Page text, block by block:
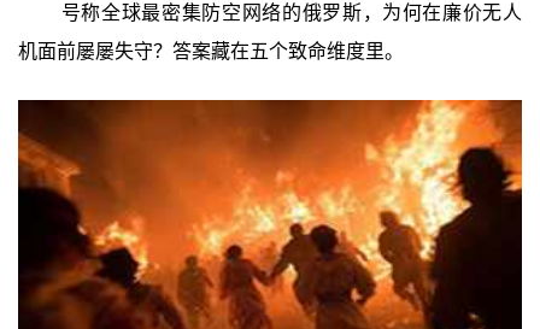
号称全球最密集防空网络的俄罗斯，为何在廉价无人
机面前屡屡失守？答案藏在五个致命维度里。